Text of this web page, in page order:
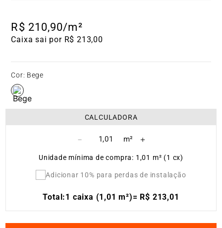
R$ 210,90/m²
Caixa sai por R$ 213,00
Cor: Bege
CALCULADORA
－ ＋
Unidade mínima de compra: 1,01 m² (1 cx)
Adicionar 10% para perdas de instalação
Total:1 caixa (1,01 m²)= R$ 213,01